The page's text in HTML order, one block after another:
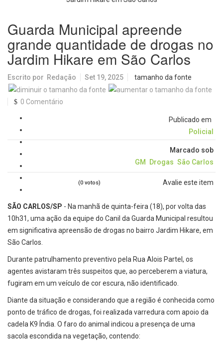
Guarda Municipal apreende
grande quantidade de drogas no
Jardim Hikare em São Carlos
Escrito por Redação Set 19, 2025 tamanho da fonte
0 Comentário
Publicado em
Policial
Marcado sob
GM
Drogas São Carlos
Avalie este item
(0 votos)
SÃO CARLOS/SP - Na manhã de quinta-feira (18), por volta das
10h31, uma ação da equipe do Canil da Guarda Municipal resultou
em significativa apreensão de drogas no bairro Jardim Hikare, em
São Carlos.
Durante patrulhamento preventivo pela Rua Alois Partel, os
agentes avistaram três suspeitos que, ao perceberem a viatura,
fugiram em um veículo de cor escura, não identificado.
Diante da situação e considerando que a região é conhecida como
ponto de tráfico de drogas, foi realizada varredura com apoio da
cadela K9 Índia. O faro do animal indicou a presença de uma
sacola escondida na vegetação, contendo: